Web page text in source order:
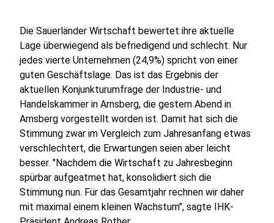
Die Sauerländer Wirtschaft bewertet ihre aktuelle
Lage überwiegend als befriedigend und schlecht. Nur
jedes vierte Unternehmen (24,9%) spricht von einer
guten Geschäftslage. Das ist das Ergebnis der
aktuellen Konjunkturumfrage der Industrie- und
Handelskammer in Arnsberg, die gestern Abend in
Arnsberg vorgestellt worden ist. Damit hat sich die
Stimmung zwar im Vergleich zum Jahresanfang etwas
verschlechtert, die Erwartungen seien aber leicht
besser. "Nachdem die Wirtschaft zu Jahresbeginn
spürbar aufgeatmet hat, konsolidiert sich die
Stimmung nun. Für das Gesamtjahr rechnen wir daher
mit maximal einem kleinen Wachstum", sagte IHK-